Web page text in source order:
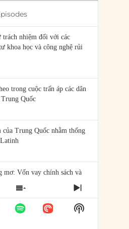
trách nhiệm đối với các
khoa học và công nghệ rủi
trong cuộc trấn áp các dân
Quốc
của Trung Quốc nhằm thống
mơ: Vốn vay chính sách và
cho startup vay vốn
trở thành “phòng thí nghiệm”
mới
SHOW
EPISODES
LIST
NEXT
EPISODE
Show
Podcast